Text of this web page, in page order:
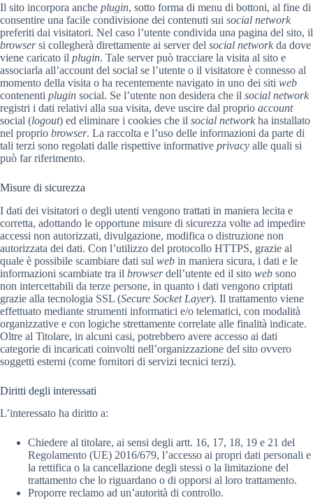
Il sito incorpora anche plugin, sotto forma di menu di bottoni, al fine di
consentire una facile condivisione dei contenuti sui social network
preferiti dai visitatori. Nel caso l’utente condivida una pagina del sito, il
browsersi collegherà direttamente ai server del social network da dove
viene caricato il plugin. Tale server può tracciare la visita al sito e
associarla all’account del social se l’utente o il visitatore è connesso al
momento della visita o ha recentemente navigato in uno dei siti web
contenenti plugin social. Se l’utente non desidera che il social network
registri i dati relativi alla sua visita, deve uscire dal proprio account
social (logout) ed eliminare i cookies che il social network ha installato
nel proprio browser. La raccolta e l’uso delle informazioni da parte di
tali terzi sono regolati dalle rispettive informative privacy alle quali si
può far riferimento.
Misure di sicurezza
I dati dei visitatori o degli utenti vengono trattati in maniera lecita e
corretta, adottando le opportune misure di sicurezza volte ad impedire
accessi non autorizzati, divulgazione, modifica o distruzione non
autorizzata dei dati. Con l’utilizzo del protocollo HTTPS, grazie al
quale è possibile scambiare dati sul web in maniera sicura, i dati e le
informazioni scambiate tra il browserdell’utente ed il sito web sono
non intercettabili da terze persone, in quanto i dati vengono criptati
grazie alla tecnologia SSL (Secure Socket Layer). Il trattamento viene
effettuato mediante strumenti informatici e/o telematici, con modalità
organizzative e con logiche strettamente correlate alle finalità indicate.
Oltre al Titolare, in alcuni casi, potrebbero avere accesso ai dati
categorie di incaricati coinvolti nell’organizzazione del sito ovvero
soggetti esterni (come fornitori di servizi tecnici terzi).
Diritti degli interessati
L’interessato ha diritto a:
Chiedere al titolare, ai sensi degli artt. 16, 17, 18, 19 e 21 del
Regolamento (UE) 2016/679, l’accesso ai propri dati personali e
la rettifica o la cancellazione degli stessi o la limitazione del
trattamento che lo riguardano o di opporsi al loro trattamento.
Proporre reclamo ad un’autorità di controllo.